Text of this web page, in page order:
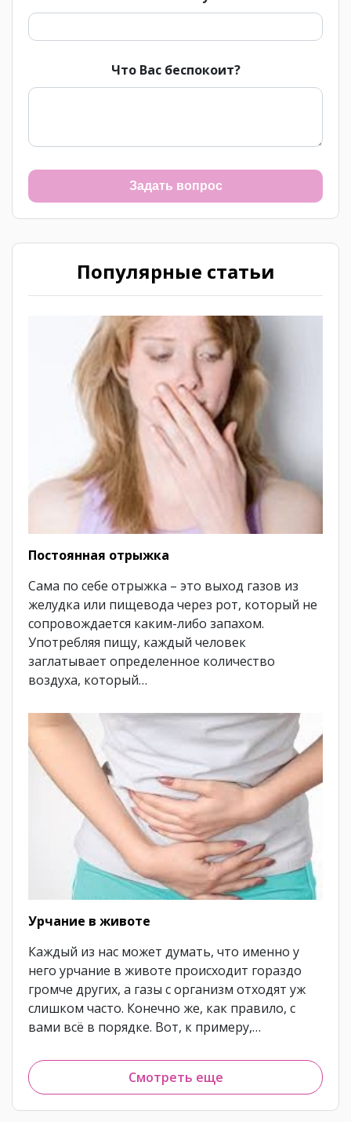
Что Вас беспокоит?
Задать вопрос
Популярные статьи
Постоянная отрыжка
Сама по себе отрыжка – это выход газов из
желудка или пищевода через рот, который не
сопровождается каким-либо запахом.
Употребляя пищу, каждый человек
заглатывает определенное количество
воздуха, который…
Урчание в животе
Каждый из нас может думать, что именно у
него урчание в животе происходит гораздо
громче других, а газы с организм отходят уж
слишком часто. Конечно же, как правило, с
вами всё в порядке. Вот, к примеру,…
Смотреть еще